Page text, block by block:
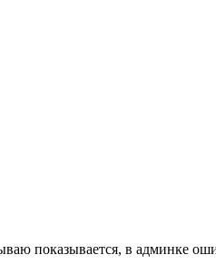
показывается, в админке